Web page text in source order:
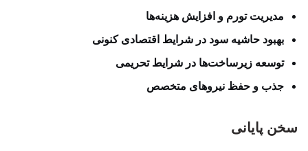
مدیریت تورم و افزایش هزینه‌ها
بهبود حاشیه سود در شرایط اقتصادی کنونی
توسعه زیرساخت‌ها در شرایط تحریمی
جذب و حفظ نیروهای متخصص
سخن پایانی